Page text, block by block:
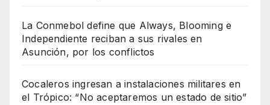
La Conmebol define que Always, Blooming e
Independiente reciban a sus rivales en
Asunción, por los conflictos
Cocaleros ingresan a instalaciones militares en
el Trópico: “No aceptaremos un estado de sitio”